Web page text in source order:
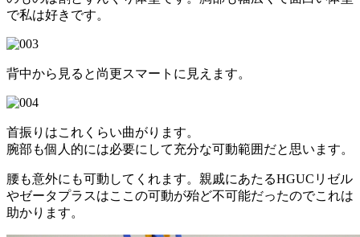
で私は好きです。
背中から見ると尚更スマートに見えます。
首振りはこれくらい曲がります。
腕部も個人的には必要にして充分な可動範囲だと思います。
腰も意外にも可動してくれます。親戚にあたるHGUCリゼル
やゼータプラスはここの可動が殆ど不可能だったのでこれは
助かります。